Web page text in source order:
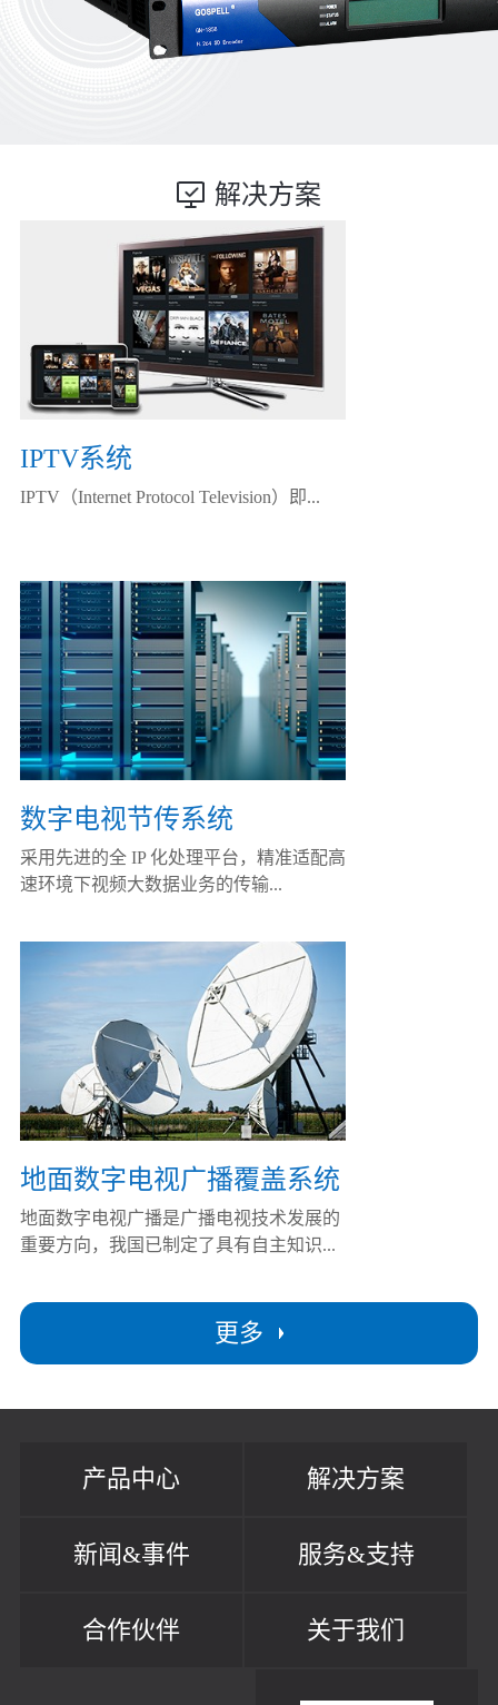
解决方案
更多
IPTV系统
IPTV（Internet Protocol Television）即...
数字电视节传系统
采用先进的全 IP 化处理平台，精准适配高
速环境下视频大数据业务的传输...
地面数字电视广播覆盖系统
地面数字电视广播是广播电视技术发展的
重要方向，我国已制定了具有自主知识...
产品中心 解决方案
新闻&事件 服务&支持
合作伙伴 关于我们